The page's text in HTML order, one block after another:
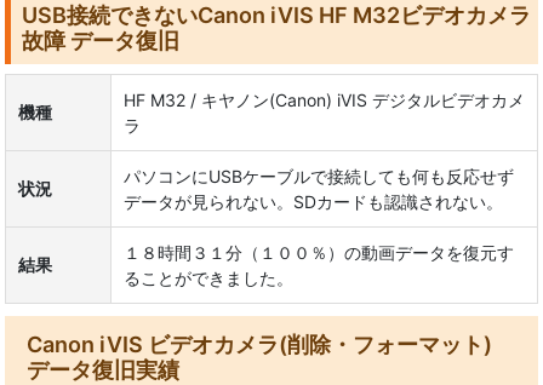
USB接続できないCanon iVIS HF M32ビデオカメラ
故障 データ復旧
機種
HF M32 / キヤノン(Canon) iVIS デジタルビデオカメ
ラ
状況
パソコンにUSBケーブルで接続しても何も反応せず
データが見られない。SDカードも認識されない。
結果
１８時間３１分（１００％）の動画データを復元す
ることができました。
Canon iVIS ビデオカメラ(削除・フォーマット)
データ復旧実績